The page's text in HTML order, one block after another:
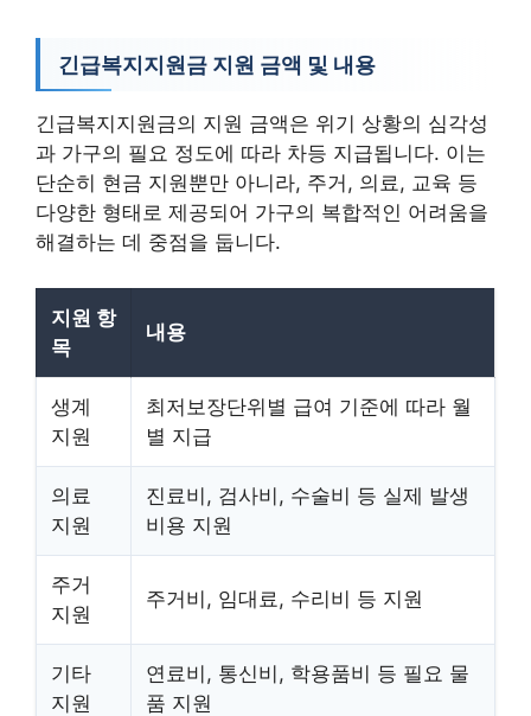
긴급복지지원금 지원 금액 및 내용
긴급복지지원금의 지원 금액은 위기 상황의 심각성
과 가구의 필요 정도에 따라 차등 지급됩니다. 이는
단순히 현금 지원뿐만 아니라, 주거, 의료, 교육 등
다양한 형태로 제공되어 가구의 복합적인 어려움을
해결하는 데 중점을 둡니다.
지원 항
목
내용
생계
지원
최저보장단위별 급여 기준에 따라 월
별 지급
의료
지원
진료비, 검사비, 수술비 등 실제 발생
비용 지원
주거
지원
주거비, 임대료, 수리비 등 지원
기타
지원
연료비, 통신비, 학용품비 등 필요 물
품 지원